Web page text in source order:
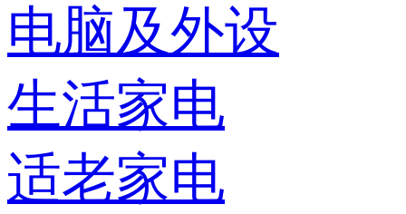
电脑及外设
生活家电
适老家电